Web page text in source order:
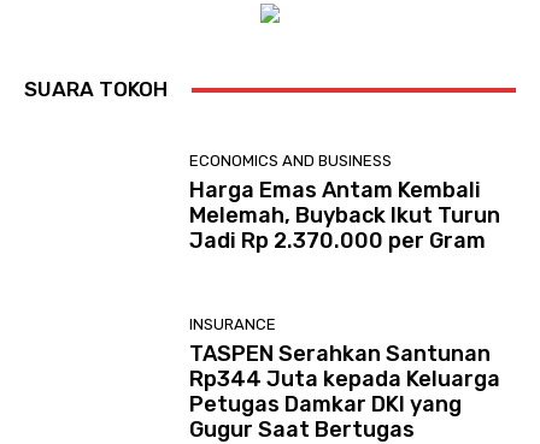
SUARA TOKOH
ECONOMICS AND BUSINESS
Harga Emas Antam Kembali
Melemah, Buyback Ikut Turun
Jadi Rp 2.370.000 per Gram
INSURANCE
TASPEN Serahkan Santunan
Rp344 Juta kepada Keluarga
Petugas Damkar DKI yang
Gugur Saat Bertugas